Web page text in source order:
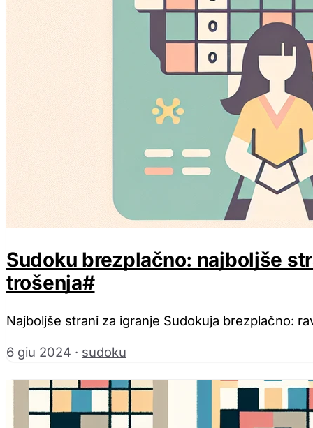
Sudoku brezplačno: najboljše
trošenja#
Najboljše strani za igranje Sudokuja brezplačno:
6 giu 2024 · sudoku